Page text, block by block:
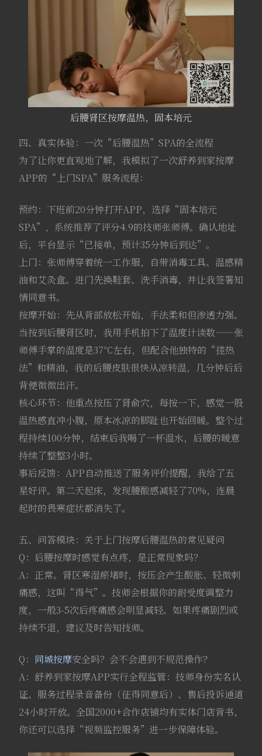
后腰肾区按摩温热，固本培元
四、真实体验：一次“后腰温热”SPA的全流程
为了让你更直观地了解，我模拟了一次舒养到家按摩
APP的“上门SPA”服务流程：
预约：下班前20分钟打开APP，选择“固本培元
SPA”，系统推荐了评分4.9的技师张师傅。确认地址
后，平台显示“已接单，预计35分钟后到达”。
上门：张师傅穿着统一工作服，自带消毒工具、温感精
油和艾灸盒。进门先换鞋套、洗手消毒，并让我签署知
情同意书。
按摩开始：先从背部放松开始，手法柔和但渗透力强。
当按到后腰肾区时，我用手机拍下了温度计读数——张
师傅手掌的温度是37℃左右，但配合他独特的“搓热
法”和精油，我的后腰皮肤很快从凉转温，几分钟后后
背便微微出汗。
核心环节：他重点按压了肾俞穴，每按一下，感觉一股
温热感直冲小腹，原本冰凉的脚趾也开始回暖。整个过
程持续100分钟，结束后我喝了一杯温水，后腰的暖意
持续了整整3小时。
事后反馈：APP自动推送了服务评价提醒，我给了五
星好评。第二天起床，发现腰酸感减轻了70%，连晨
起时的畏寒症状都消失了。
五、问答模块：关于上门按摩后腰温热的常见疑问
Q：后腰按摩时感觉有点疼，是正常现象吗？
A：正常。肾区寒湿瘀堵时，按压会产生酸胀、轻微刺
痛感，这叫“得气”。技师会根据你的耐受度调整力
度，一般3-5次后疼痛感会明显减轻。如果疼痛剧烈或
持续不退，建议及时告知技师。
Q： 同城按摩安全吗？会不会遇到不规范操作？
A：舒养到家按摩APP实行全程监管：技师身份实名认
证、服务过程录音备份（征得同意后）、售后投诉通道
24小时开放。全国2000+合作店铺均有实体门店背书，
你还可以选择“视频监控服务”进一步保障体验。